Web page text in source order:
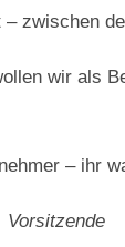
zwischen
wir als
– ihr
Vorsitzende